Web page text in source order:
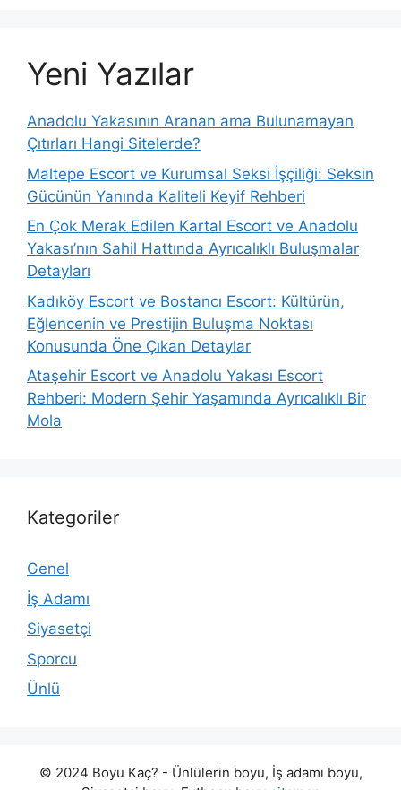
Yeni Yazılar
Anadolu Yakasının Aranan ama Bulunamayan
Çıtırları Hangi Sitelerde?
Maltepe Escort ve Kurumsal Seksi İşçiliği: Seksin
Gücünün Yanında Kaliteli Keyif Rehberi
En Çok Merak Edilen Kartal Escort ve Anadolu
Yakası’nın Sahil Hattında Ayrıcalıklı Buluşmalar
Detayları
Kadıköy Escort ve Bostancı Escort: Kültürün,
Eğlencenin ve Prestijin Buluşma Noktası
Konusunda Öne Çıkan Detaylar
Ataşehir Escort ve Anadolu Yakası Escort
Rehberi: Modern Şehir Yaşamında Ayrıcalıklı Bir
Mola
Kategoriler
Genel
İş Adamı
Siyasetçi
Sporcu
Ünlü
© 2024 Boyu Kaç? - Ünlülerin boyu, İş adamı boyu,